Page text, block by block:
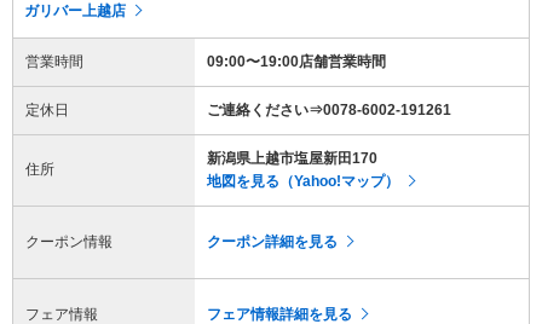
ガリバー上越店
営業時間 09:00〜19:00店舗営業時間
定休日 ご連絡ください⇒0078-6002-191261
住所
新潟県上越市塩屋新田170
地図を見る（Yahoo!マップ）
クーポン情報 クーポン詳細を見る
フェア情報 フェア情報詳細を見る